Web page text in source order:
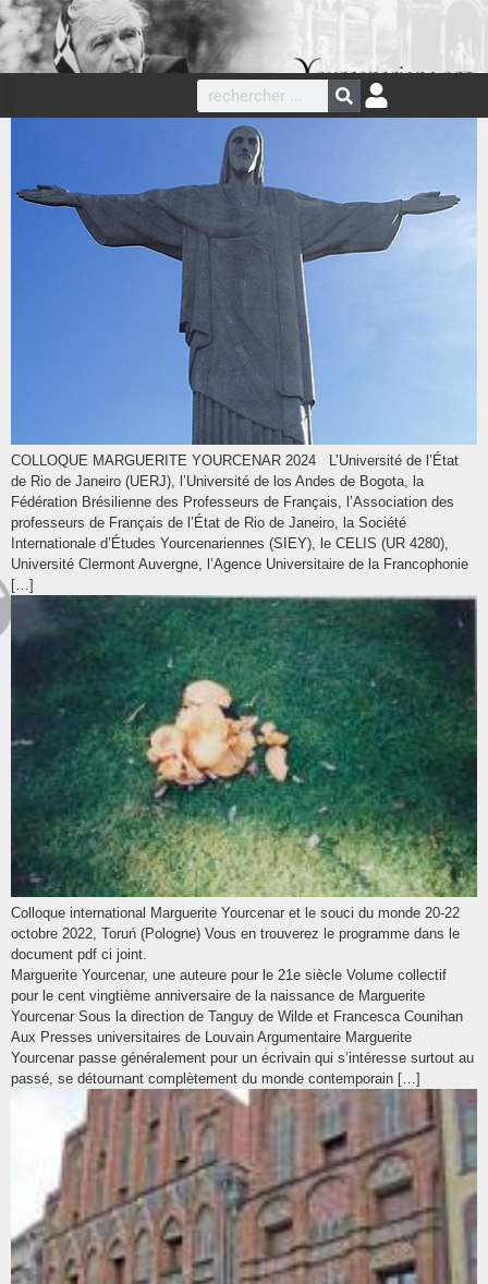
COLLOQUE MARGUERITE YOURCENAR 2024 L’Université de l’État
de Rio de Janeiro (UERJ), l’Université de los Andes de Bogota, la
Fédération Brésilienne des Professeurs de Français, l’Association des
professeurs de Français de l’État de Rio de Janeiro, la Société
Internationale d’Études Yourcenariennes (SIEY), le CELIS (UR 4280),
Université Clermont Auvergne, l’Agence Universitaire de la Francophonie
[…]
Colloque international Marguerite Yourcenar et le souci du monde 20-22
octobre 2022, Toruń (Pologne) Vous en trouverez le programme dans le
document pdf ci joint.
Marguerite Yourcenar, une auteure pour le 21e siècle Volume collectif
pour le cent vingtième anniversaire de la naissance de Marguerite
Yourcenar Sous la direction de Tanguy de Wilde et Francesca Counihan
Aux Presses universitaires de Louvain Argumentaire Marguerite
Yourcenar passe généralement pour un écrivain qui s’intéresse surtout au
passé, se détournant complètement du monde contemporain […]